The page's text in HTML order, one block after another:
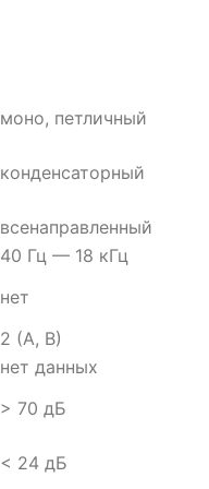
моно, петличный
конденсаторный
всенаправленный
40 Гц — 18 кГц
нет
2 (A, B)
нет данных
> 70 дБ
< 24 дБ